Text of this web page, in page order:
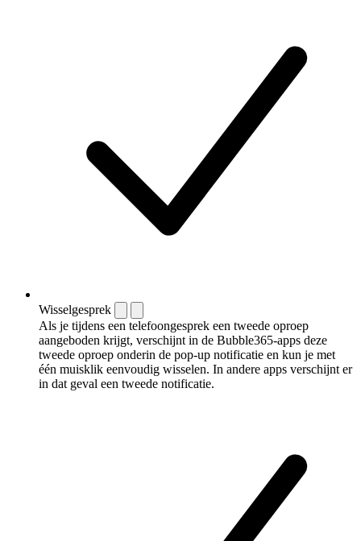
Wisselgesprek
Als je tijdens een telefoongesprek een tweede oproep
aangeboden krijgt, verschijnt in de Bubble365-apps deze
tweede oproep onderin de pop-up notificatie en kun je met
één muisklik eenvoudig wisselen. In andere apps verschijnt er
in dat geval een tweede notificatie.